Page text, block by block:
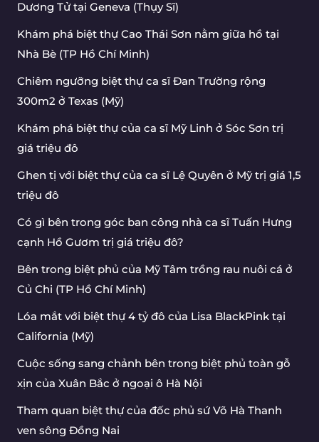
Dương Tử tại Geneva (Thụy Sĩ)
Khám phá biệt thự Cao Thái Sơn nằm giữa hồ tại
Nhà Bè (TP Hồ Chí Minh)
Chiêm ngưỡng biệt thự ca sĩ Đan Trường rộng
300m2 ở Texas (Mỹ)
Khám phá biệt thự của ca sĩ Mỹ Linh ở Sóc Sơn trị
giá triệu đô
Ghen tị với biệt thự của ca sĩ Lệ Quyên ở Mỹ trị giá 1,5
triệu đô
Có gì bên trong góc ban công nhà ca sĩ Tuấn Hưng
cạnh Hồ Gươm trị giá triệu đô?
Bên trong biệt phủ của Mỹ Tâm trồng rau nuôi cá ở
Củ Chi (TP Hồ Chí Minh)
Lóa mắt với biệt thự 4 tỷ đô của Lisa BlackPink tại
California (Mỹ)
Cuộc sống sang chảnh bên trong biệt phủ toàn gỗ
xịn của Xuân Bắc ở ngoại ô Hà Nội
Tham quan biệt thự của đốc phủ sứ Võ Hà Thanh
ven sông Đồng Nai